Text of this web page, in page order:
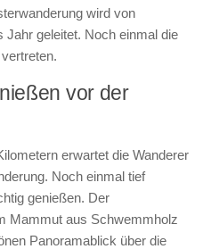
wird von
Jahr geleitet. Noch einmal die
vor der
erwartet die Wanderer
Noch einmal tief
genießen. Der
Mammut aus Schwemmholz
Panoramablick über die